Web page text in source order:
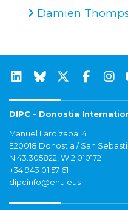
Damien
DIPC - Donostia
Manuel Lardizabal 4
E20018 Donostia / San
N 43.305822, W 2.010172
+34 943 01 57 61
dipcinfo@ehu.eus